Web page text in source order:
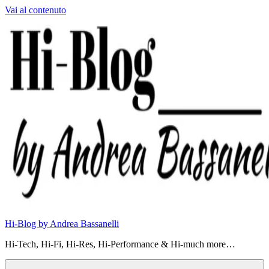
Vai al contenuto
Hi-Blog by Andrea Bassanelli
Hi-Tech, Hi-Fi, Hi-Res, Hi-Performance & Hi-much more…